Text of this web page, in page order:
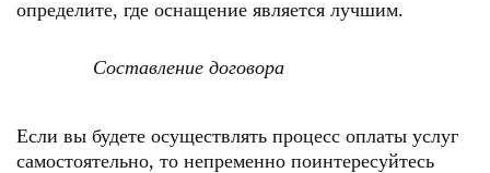
определите, где оснащение является лучшим.
Составление договора
Если вы будете осуществлять процесс оплаты услуг
самостоятельно, то непременно поинтересуйтесь